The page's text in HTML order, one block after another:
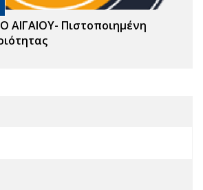
ΑΙΓΑΙΟΥ- Πιστοποιημένη
filter